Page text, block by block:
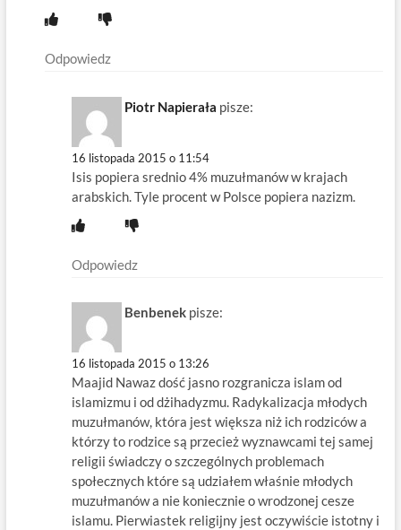
Odpowiedz
Piotr Napierała pisze:
16 listopada 2015 o 11:54
Isis popiera srednio 4% muzułmanów w krajach
arabskich. Tyle procent w Polsce popiera nazizm.
Odpowiedz
Benbenek pisze:
16 listopada 2015 o 13:26
Maajid Nawaz dość jasno rozgranicza islam od
islamizmu i od dżihadyzmu. Radykalizacja młodych
muzułmanów, która jest większa niż ich rodziców a
którzy to rodzice są przecież wyznawcami tej samej
religii świadczy o szczególnych problemach
społecznych które są udziałem właśnie młodych
muzułmanów a nie koniecznie o wrodzonej cesze
islamu. Pierwiastek religijny jest oczywiście istotny i